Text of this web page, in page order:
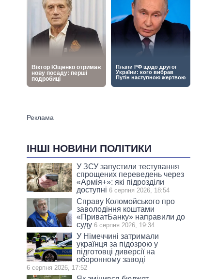
ІНШІ НОВИНИ ПОЛІТИКИ
У ЗСУ запустили тестування
спрощених переведень через
«Армія+»: які підрозділи
доступні 6 серпня 2026, 18:54
Справу Коломойського про
заволодіння коштами
«ПриватБанку» направили до
суду 6 серпня 2026, 19:34
У Німеччині затримали
українця за підозрою у
підготовці диверсії на
оборонному заводі
6 серпня 2026, 17:52